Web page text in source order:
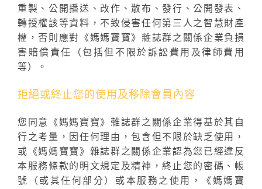
重製、公開播送、改作、散布、發行、公開發表、
轉授權該等資料，不致侵害任何第三人之智慧財產
權，否則應對《媽媽寶寶》雜誌群之關係企業負損
害賠償責任（包括但不限於訴訟費用及律師費用
等）。
拒絕或終止您的使用及移除會員內容
您同意《媽媽寶寶》雜誌群之關係企業得基於其自
行之考量，因任何理由，包含但不限於缺乏使用，
或《媽媽寶寶》雜誌群之關係企業認為您已經違反
本服務條款的明文規定及精神，終止您的密碼、帳
號（或其任何部分）或本服務之使用，《媽媽寶